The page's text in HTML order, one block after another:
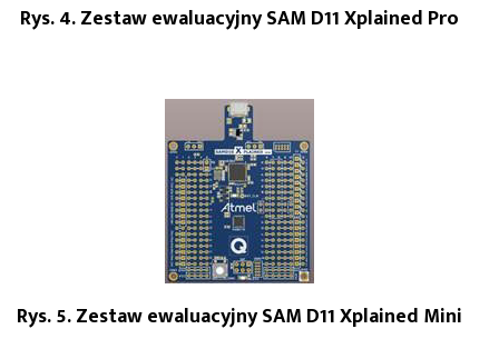
Rys. 4. Zestaw ewaluacyjny SAM D11 Xplained Pro
Rys. 5. Zestaw ewaluacyjny SAM D11 Xplained Mini